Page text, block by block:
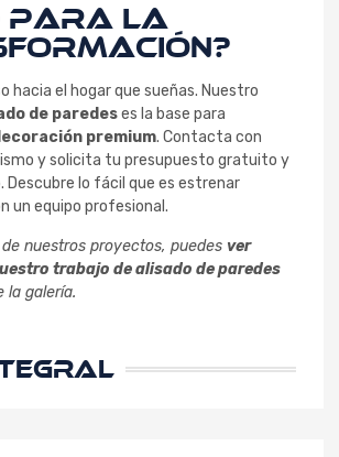
para la
hacia el hogar que sueñas. Nuestro
de paredeses la base para
premium. Contacta con
y solicita tu presupuesto gratuito y
Descubre lo fácil que es estrenar
un equipo profesional.
nuestros proyectos, puedes ver
trabajo de alisado de paredes
la galería.